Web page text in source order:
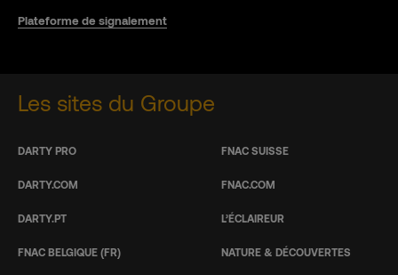
Plateforme de signalement
Les sites du Groupe
DARTY PRO
DARTY.COM
DARTY.PT
FNAC BELGIQUE (FR)
FNAC SUISSE
FNAC.COM
L’ÉCLAIREUR
NATURE & DÉCOUVERTES